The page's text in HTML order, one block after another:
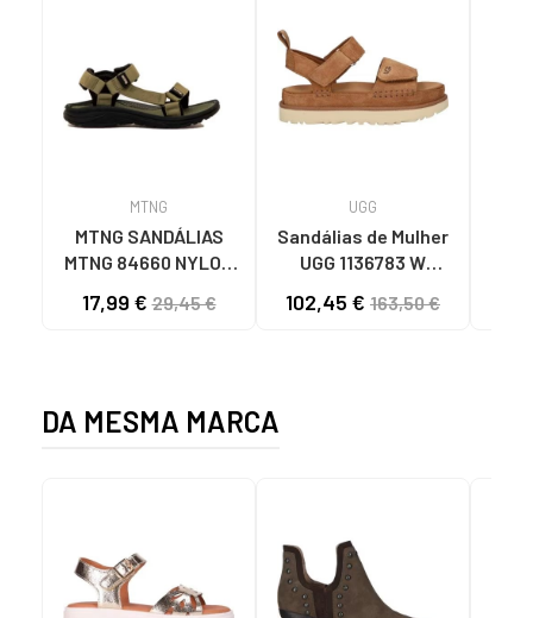
MTNG
MTNG SANDÁLIAS
MTNG 84660 NYLON
C59785 - - NYLON
17,99 €29,45 €
UGG
Sandálias de Mulher
UGG 1136783 W
CHESTNUT
102,45 € 163,50 €
DA MESMA MARCA